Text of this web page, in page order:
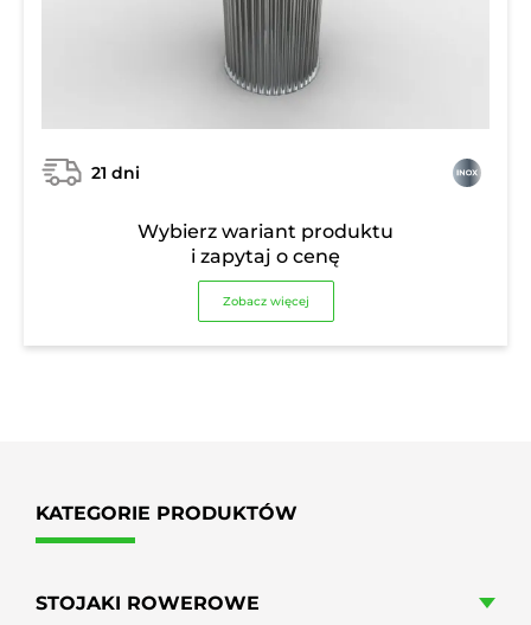
21 dni
Wybierz wariant produktu
i zapytaj o cenę
Zobacz więcej
KATEGORIE PRODUKTÓW
STOJAKI ROWEROWE